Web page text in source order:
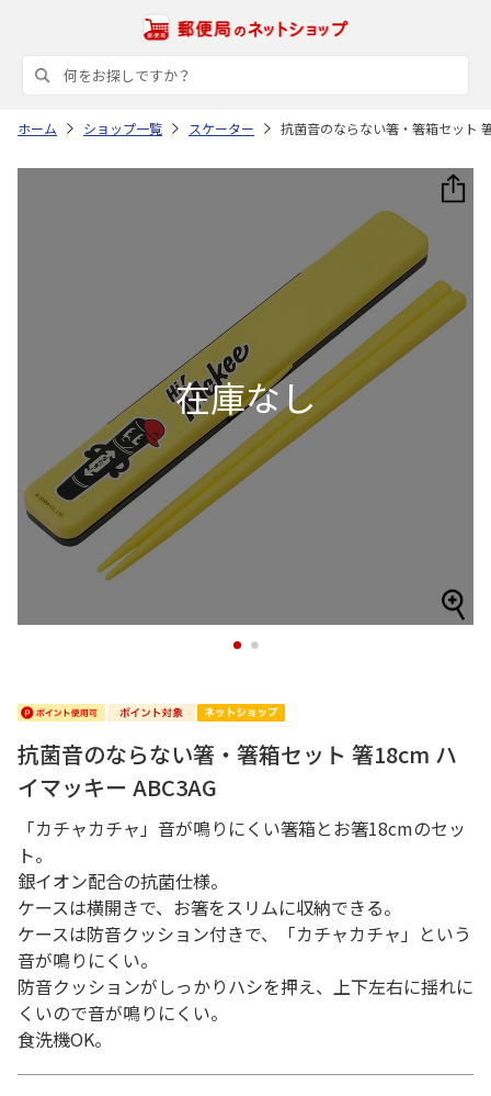
ホーム ショップ一覧 スケーター 抗菌音のならない箸・箸箱セット
1 2
抗菌音のならない箸・箸箱セット 箸18cm ハ
イマッキー ABC3AG
「カチャカチャ」音が鳴りにくい箸箱とお箸18cmのセッ
ト。
銀イオン配合の抗菌仕様。
ケースは横開きで、お箸をスリムに収納できる。
ケースは防音クッション付きで、「カチャカチャ」という
音が鳴りにくい。
防音クッションがしっかりハシを押え、上下左右に揺れに
くいので音が鳴りにくい。
食洗機OK。